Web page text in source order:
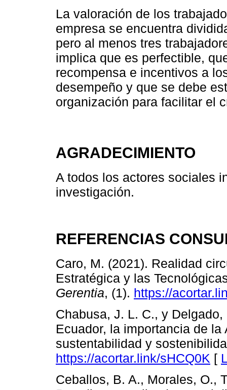
La valoración de los
empresa se encuentra
pero al menos tres
implica que es perfectible,
recompensa e incentivos a
desempeño y que se debe
organización para facilitar el
AGRADECIMIENTO
A todos los actores sociales
investigación.
REFERENCIAS
Caro, M. (2021). Realidad
Estratégica y las
Gerentia, (1). https://
Chabusa, J. L. C., y
Ecuador, la importancia de
sustentabilidad y
https://acortar.link/sHCQ0K [
Ceballos, B. A., Morales, O.,